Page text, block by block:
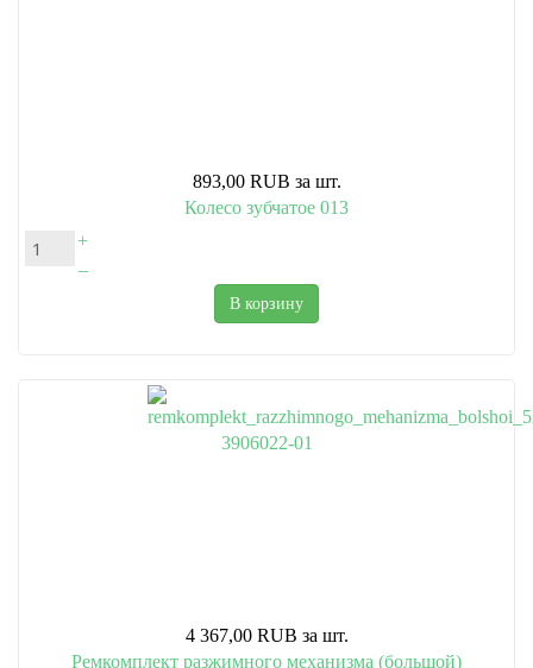
893,00 RUB за шт.
Колесо зубчатое 013
+
–
В корзину
4 367,00 RUB за шт.
Ремкомплект разжимного механизма (большой)